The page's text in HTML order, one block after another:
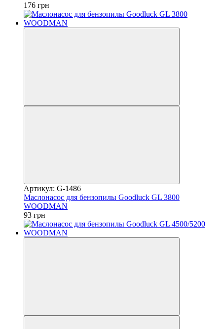
176 грн
Артикул: G-1486
Маслонасос для бензопилы Goodluck GL 3800
WOODMAN
93 грн